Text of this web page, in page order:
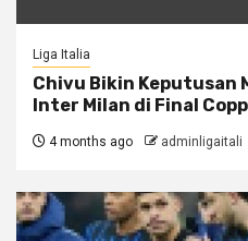
Liga Italia
Chivu Bikin Keputusan
Inter Milan di Final
4 months ago adminligaitali